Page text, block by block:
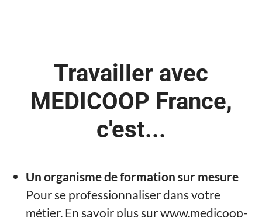
Travailler avec
MEDICOOP France,
c'est...
Un organisme de formation sur mesure
Pour se professionnaliser dans votre
métier. En savoir plus sur www.medicoop-